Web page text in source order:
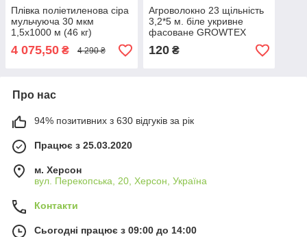
Плівка поліетиленова сіра
мульчуюча 30 мкм
1,5х1000 м (46 кг)
Агроплівка
4 075,50 ₴ 4 290 ₴
Агроволокно 23 щільність
3,2*5 м. біле укривне
фасоване GROWTEX
120₴
Про нас
94% позитивних з 630 відгуків за рік
Працює з 25.03.2020
м. Херсон
вул. Перекопська, 20, Херсон, Україна
Контакти
Сьогодні працює з 09:00 до 14:00